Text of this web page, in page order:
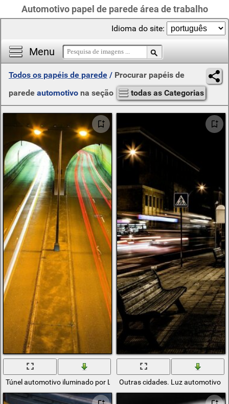
Automotivo papel de parede área de trabalho
Menu
Idioma do site:
Todos os papéis de parede / Procurar papéis de
parede automotivo na seção todas as Categorias
Túnel automotivo iluminado por LanternasOutras cidades. Luz automotivo